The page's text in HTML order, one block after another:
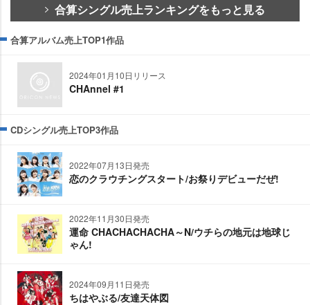
合算シングル売上ランキングをもっと見る
合算アルバム売上TOP1作品
2024年01月10日リリース
CHAnnel #1
CDシングル売上TOP3作品
2022年07月13日発売
恋のクラウチングスタート/お祭りデビューだぜ!
2022年11月30日発売
運命 CHACHACHACHA～N/ウチらの地元は地球じ
ゃん!
2024年09月11日発売
ちはやぶる/友達天体図